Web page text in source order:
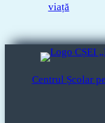
viață
Centrul Școlar